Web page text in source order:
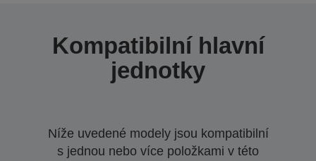
Kompatibilní hlavní
jednotky
Níže uvedené modely jsou kompatibilní
s jednou nebo více položkami v této